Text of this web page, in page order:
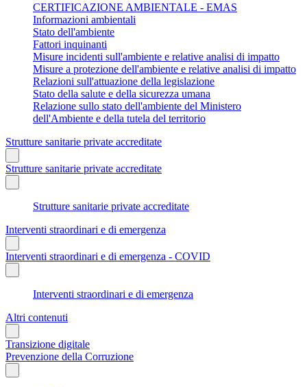
CERTIFICAZIONE AMBIENTALE - EMAS
Informazioni ambientali
Stato dell'ambiente
Fattori inquinanti
Misure incidenti sull'ambiente e relative analisi di impatto
Misure a protezione dell'ambiente e relative analisi di impatto
Relazioni sull'attuazione della legislazione
Stato della salute e della sicurezza umana
Relazione sullo stato dell'ambiente del Ministero
dell'Ambiente e della tutela del territorio
Strutture sanitarie private accreditate
Strutture sanitarie private accreditate
Strutture sanitarie private accreditate
Interventi straordinari e di emergenza
Interventi straordinari e di emergenza - COVID
Interventi straordinari e di emergenza
Altri contenuti
Transizione digitale
Prevenzione della Corruzione